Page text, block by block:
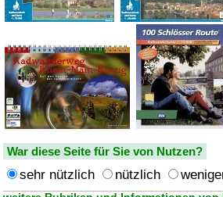
War diese Seite für Sie von Nutzen?
sehr nützlich nützlich